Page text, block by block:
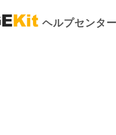
ヘルプセンター